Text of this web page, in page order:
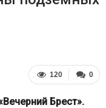
0
120
Брест».